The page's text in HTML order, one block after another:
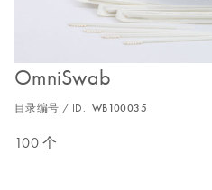
OmniSwab
目录编号 / ID. WB100035
100 个